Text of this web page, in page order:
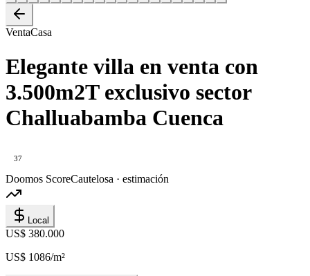
VentaCasa
Elegante villa en venta con
3.500m2T exclusivo sector
Challuabamba Cuenca
37
Doomos ScoreCautelosa · estimación
Local
US$ 380.000
US$ 1086/m²